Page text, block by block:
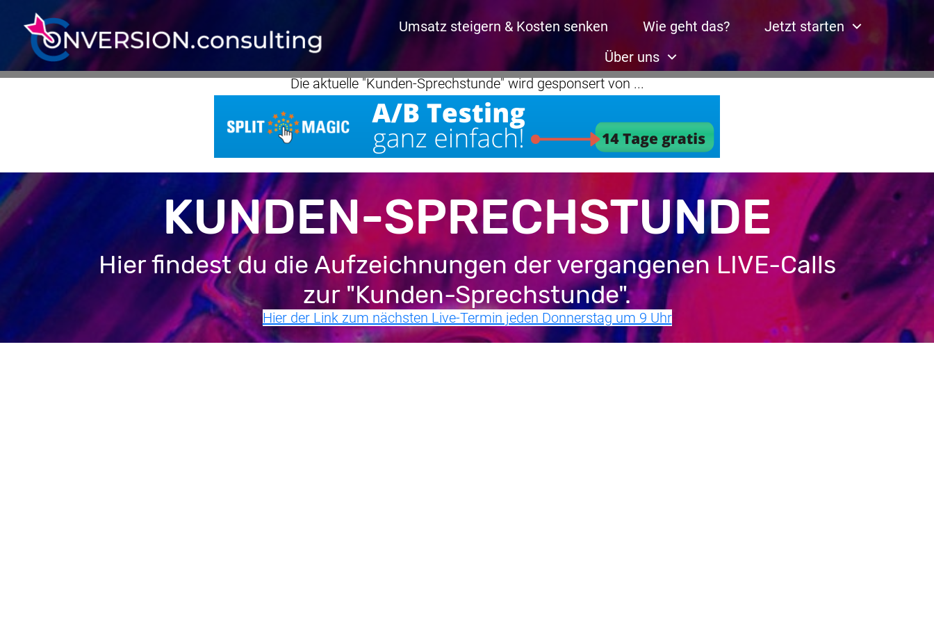
Umsatz steigern & Kosten senken Wie geht das?
Jetzt starten
Über uns
Die aktuelle "Kunden-Sprechstunde" wird gesponsert von ...
KUNDEN-SPRECHSTUNDE
Hier findest du die Aufzeichnungen der vergangenen LIVE-Calls
zur "Kunden-Sprechstunde".
Hier der Link zum nächsten Live-Termin jeden Donnerstag um 9 Uhr